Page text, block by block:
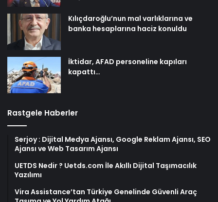
Kılıçdaroğlu’nun mal varlıklarına ve
banka hesaplarına haciz konuldu
İktidar, AFAD personeline kapıları
kapattı…
Rastgele Haberler
Serjoy : Dijital Medya Ajansı, Google Reklam Ajansı, SEO
Ajansı ve Web Tasarım Ajansı
UETDS Nedir ? Uetds.com İle Akıllı Dijital Taşımacılık
Yazılımı
Vira Assistance’tan Türkiye Genelinde Güvenli Araç